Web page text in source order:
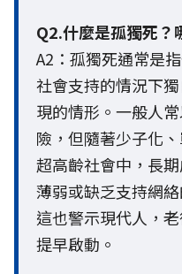
Q2.什麼是孤獨死？
A2：孤獨死通常是
社會支持的情況下
現的情形。一般人
險，但隨著少子化
超高齡社會中，長
薄弱或缺乏支持網
這也警示現代人，
提早啟動。